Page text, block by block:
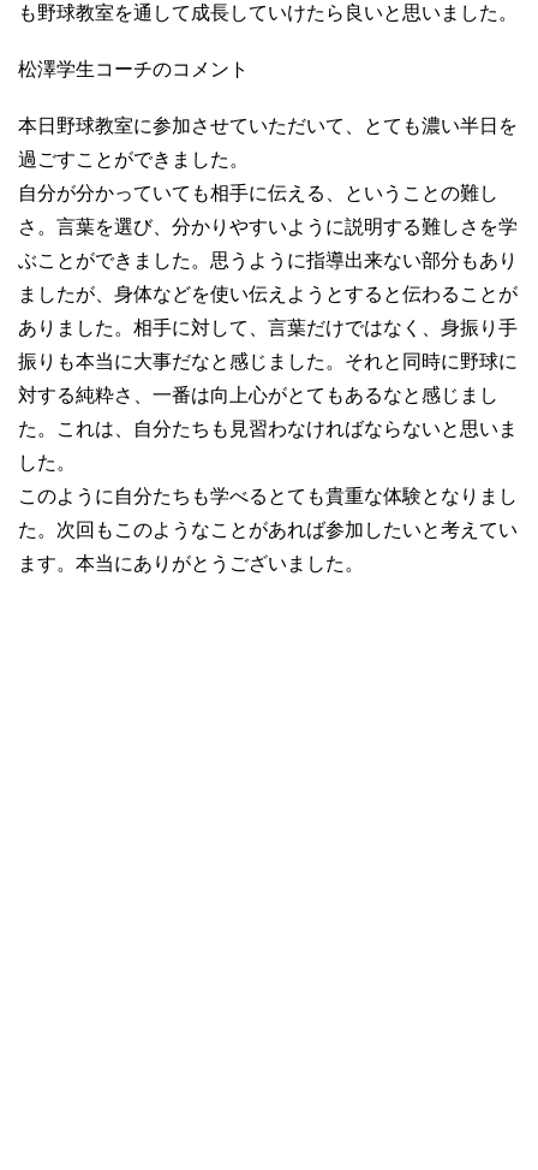
も野球教室を通して成長していけたら良いと思いました。
松澤学生コーチのコメント
本日野球教室に参加させていただいて、とても濃い半日を
過ごすことができました。
自分が分かっていても相手に伝える、ということの難し
さ。言葉を選び、分かりやすいように説明する難しさを学
ぶことができました。思うように指導出来ない部分もあり
ましたが、身体などを使い伝えようとすると伝わることが
ありました。相手に対して、言葉だけではなく、身振り手
振りも本当に大事だなと感じました。それと同時に野球に
対する純粋さ、一番は向上心がとてもあるなと感じまし
た。これは、自分たちも見習わなければならないと思いま
した。
このように自分たちも学べるとても貴重な体験となりまし
た。次回もこのようなことがあれば参加したいと考えてい
ます。本当にありがとうございました。